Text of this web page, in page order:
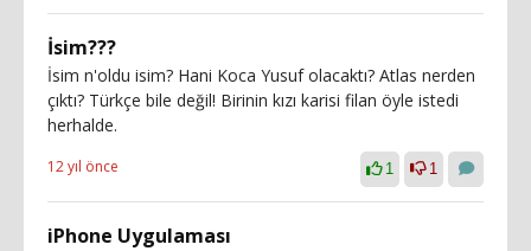
İsim???
İsim n'oldu isim? Hani Koca Yusuf olacaktı? Atlas nerden
çıktı? Türkçe bile değil! Birinin kızı karisi filan öyle istedi
herhalde.
12 yıl önce 1 1
iPhone Uygulaması